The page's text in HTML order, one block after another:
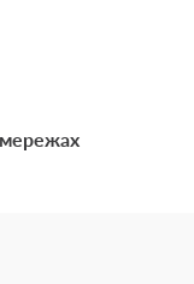
мережах